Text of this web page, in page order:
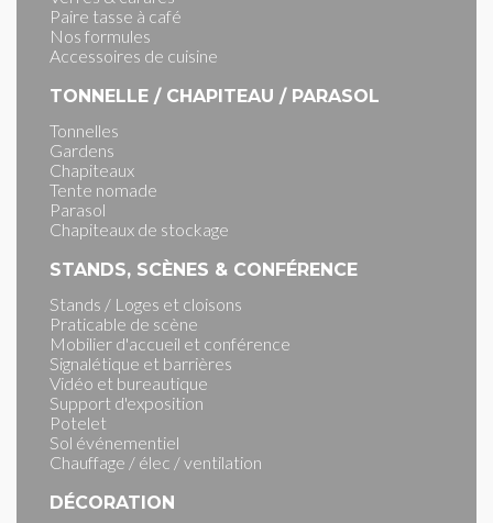
Paire tasse à café
Nos formules
Accessoires de cuisine
TONNELLE / CHAPITEAU / PARASOL
Tonnelles
Gardens
Chapiteaux
Tente nomade
Parasol
Chapiteaux de stockage
STANDS, SCÈNES & CONFÉRENCE
Stands / Loges et cloisons
Praticable de scène
Mobilier d'accueil et conférence
Signalétique et barrières
Vidéo et bureautique
Support d'exposition
Potelet
Sol événementiel
Chauffage / élec / ventilation
DÉCORATION